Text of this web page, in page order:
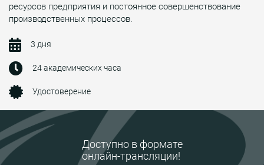
Доступно в формате
онлайн-трансляции!
ресурсов предприятия и постоянное совершенствование
производственных процессов.
3 дня
24 академических часа
Удостоверение